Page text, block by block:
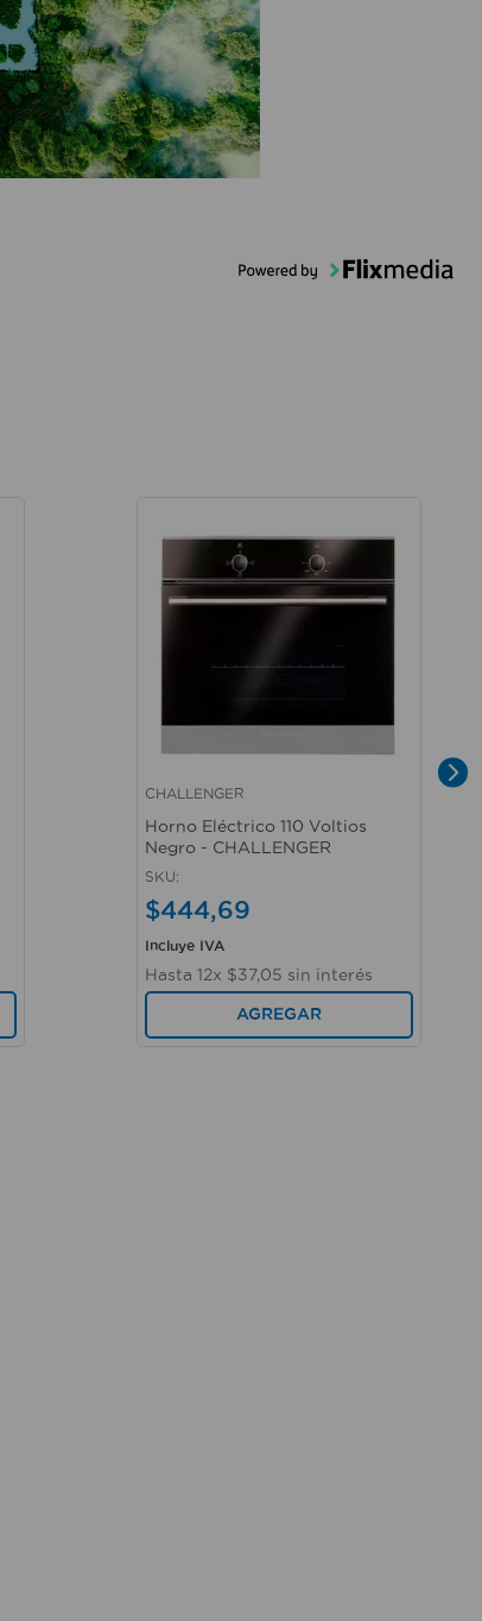
Vista rápida
CHALLENGER
Horno Eléctrico 110 Voltios
Negro - CHALLENGER
SKU:
$444,69
Incluye IVA
Hasta 12x $37,05 sin interés
AGREGAR